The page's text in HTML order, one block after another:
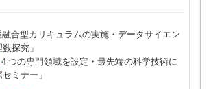
合型カリキュラムの実施・データサイエン
探究」
４つの専門領域を設定・最先端の科学技術に
ミナー」